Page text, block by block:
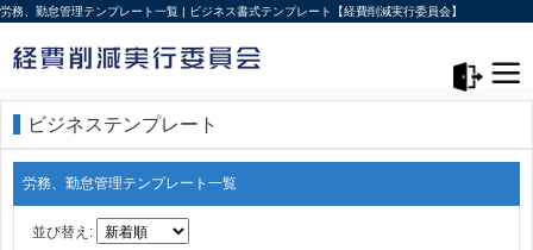
労務、勤怠管理テンプレート一覧 | ビジネス書式テンプレート【経費削減実行委員会】
ビジネステンプレート
労務、勤怠管理テンプレート一覧
並び替え: